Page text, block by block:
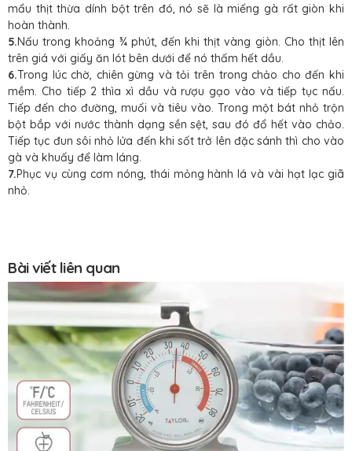
mẩu thịt thừa dính bột trên đó, nó sẽ là miếng gà rất giòn khi
hoàn thành.
5.Nấu trong khoảng ¾ phút, đến khi thịt vàng giòn. Cho thịt lên
trên giá với giấy ăn lót bên dưới để nó thấm hết dầu.
6.Trong lúc chờ, chiên gừng và tỏi trên trong chảo cho đến khi
mềm. Cho tiếp 2 thìa xì dầu và rượu gạo vào và tiếp tục nấu.
Tiếp đến cho đường, muối và tiêu vào. Trong một bát nhỏ trộn
bột bắp với nước thành dạng sền sệt, sau đó đổ hết vào chảo.
Tiếp tục đun sôi nhỏ lửa đến khi sốt trở lên đặc sánh thì cho vào
gà và khuấy để làm láng.
7.Phục vụ cùng cơm nóng, thái mỏng hành lá và vài hạt lạc giã
nhỏ.
Bài viết liên quan